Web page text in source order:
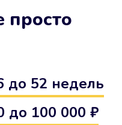
просто
до 52 недель
до 100 000 ₽